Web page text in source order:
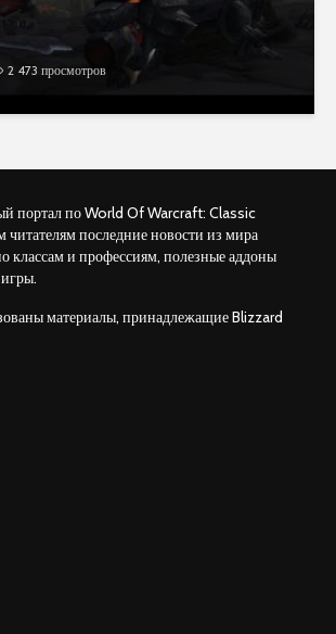
2 473 просмотров
портал по World Of Warcraft: Classic
читателям последние новости из мира
классам и профессиям, полезные аддоны
материалы, принадлежащие Blizzard